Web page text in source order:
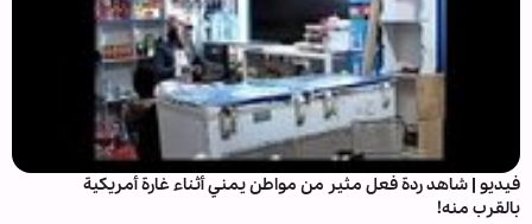
فيديو | شاهد ردة فعل مثير من مواطن يمني أثناء غارة أمريكية
بالقرب منه!